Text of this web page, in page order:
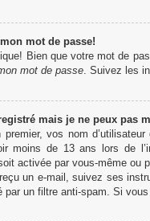
mot de passe!
Bien que votre mot de
mot de passe. Suivez les
mais je ne peux pas
premier, vos nom
moins de 13 ans lors de
activée par vous-même ou
un e-mail, suivez ses
par un filtre anti-spam. Si